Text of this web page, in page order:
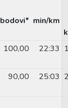
bodovi* min/km
100,00 22:33
90,00 25:03